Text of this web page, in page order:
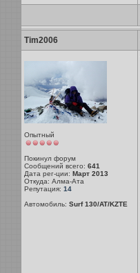
Tim2006
Опытный
Покинул форум
Сообщений всего: 641
Дата рег-ции: Март 2013
Откуда: Алма-Ата
Репутация: 14
Автомобиль: Surf 130/AT/KZTE